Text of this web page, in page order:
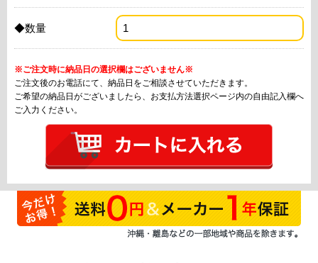
◆数量
※ご注文時に納品日の選択欄はございません※
ご注文後のお電話にて、納品日をご相談させていただきます。
ご希望の納品日がございましたら、お支払方法選択ページ内の自由記入欄へ
ご入力ください。